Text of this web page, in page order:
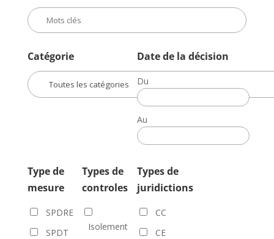
Catégorie Date de la décision
Du
Date
de
la
décision
Au
Date
de
décision
Type de
mesure
SPDRE
SPDT
Types de
controles
Isolement
Types de
juridictions
CC
CE